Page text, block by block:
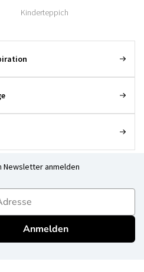
Kinderteppich
Newsletter anmelden
Anmelden